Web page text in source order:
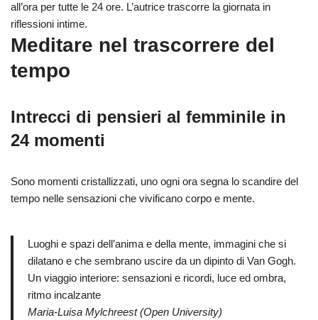
all’ora per tutte le 24 ore. L’autrice trascorre la giornata in
riflessioni intime.
Meditare nel trascorrere del
tempo
Intrecci di pensieri al femminile in
24 momenti
Sono momenti cristallizzati, uno ogni ora segna lo scandire del
tempo nelle sensazioni che vivificano corpo e mente.
Luoghi e spazi dell’anima e della mente, immagini che si
dilatano e che sembrano uscire da un dipinto di Van Gogh.
Un viaggio interiore: sensazioni e ricordi, luce ed ombra,
ritmo incalzante
Maria-Luisa Mylchreest (Open University)